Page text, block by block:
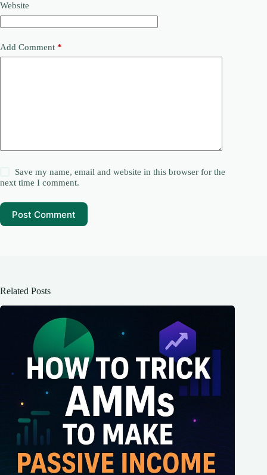
Website
Add Comment *
Save my name, email and website in this browser for the
next time I comment.
Post Comment
Related Posts